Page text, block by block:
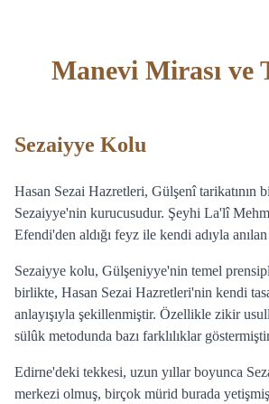
Hasan Sezai Hazretleri’nin Tarikatı ve Silsilesi
Manevi Mirası ve
Sezaiyye Kolu
Hasan Sezai Hazretleri, Gülşenî tarikatının
Sezaiyye'nin kurucusudur. Şeyhi La'lî
Efendi'den aldığı feyz ile kendi adıyla
Sezaiyye kolu, Gülşeniyye'nin temel
birlikte, Hasan Sezai Hazretleri'nin kendi
anlayışıyla şekillenmiştir. Özellikle zikir
sülûk metodunda bazı farklılıklar
Edirne'deki tekkesi, uzun yıllar boyunca
merkezi olmuş, birçok mürid burada